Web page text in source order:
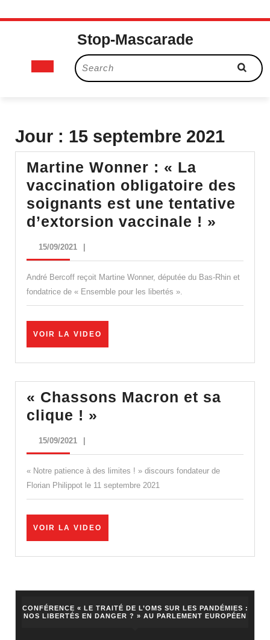
Skip
Stop-Mascarade
Open
Search
for:
Jour : 15 septembre 2021
Martine Wonner : « La
vaccination obligatoire des
soignants est une tentative
d’extorsion vaccinale ! »
:
« La
est
une
! »
15/09/202115/09/2021
André Bercoff reçoit Martine Wonner, députée du Bas-Rhin et
fondatrice de « Ensemble pour les libertés ».
VOIR LA VIDEO
« Chassons Macron et sa
clique ! »
et
sa
clique
! »
15/09/202115/09/2021
« Notre patience à des limites ! » discours fondateur de
Florian Philippot le 11 septembre 2021
VOIR LA VIDEO
CONFÉRENCE « LE TRAITÉ DE L’OMS SUR LES PANDÉMIES :
NOS LIBERTÉS EN DANGER ? » AU PARLEMENT EUROPÉEN